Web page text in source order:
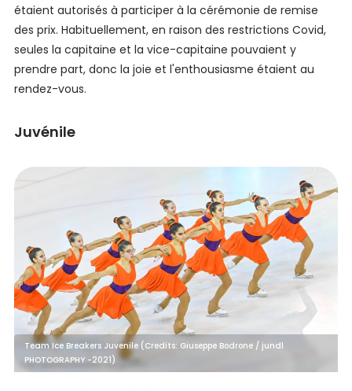
étaient autorisés à participer à la cérémonie de remise
des prix. Habituellement, en raison des restrictions Covid,
seules la capitaine et la vice-capitaine pouvaient y
prendre part, donc la joie et l'enthousiasme étaient au
rendez-vous.
Juvénile
Team Ice Breakers Juvenile (Credits: Giuseppe Bodrone / jundl
PHOTOGRAPHY -2021)